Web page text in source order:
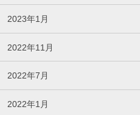
2023年1月
2022年11月
2022年7月
2022年1月